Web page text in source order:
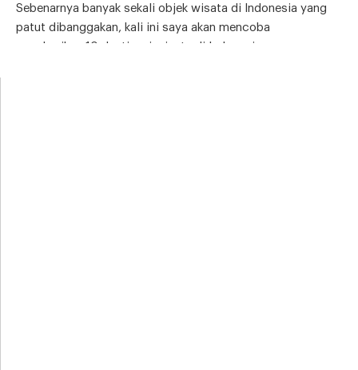
Sebenarnya banyak sekali objek wisata di Indonesia yang
patut dibanggakan, kali ini saya akan mencoba
memberikan 10 destinasi wisata di Indonesia yang